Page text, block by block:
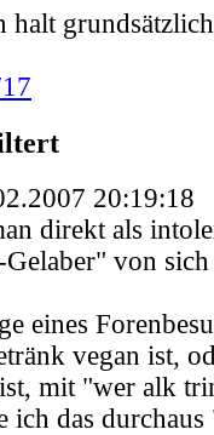
20:19:18
direkt als
von
eines
vegan ist,
mit "wer alk
ich das